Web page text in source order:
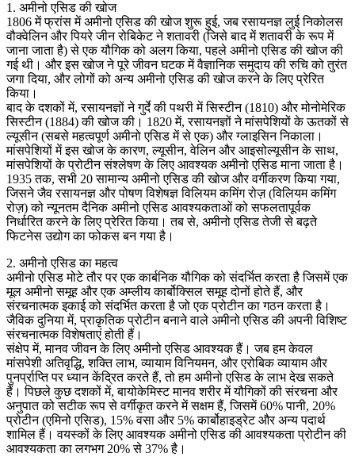
1. अमीनो एसिड की खोज
1806 में फ्रांस में अमीनो एसिड की खोज शुरू हुई, जब रसायनज्ञ लुई निकोलस
वौक्वेलिन और पियरे जीन रोबिकेट ने शतावरी (जिसे बाद में शतावरी के रूप में
जाना जाता है) से एक यौगिक को अलग किया, पहले अमीनो एसिड की खोज की
गई थी। और इस खोज ने पूरे जीवन घटक में वैज्ञानिक समुदाय की रुचि को तुरंत
जगा दिया, और लोगों को अन्य अमीनो एसिड की खोज करने के लिए प्रेरित
किया।
बाद के दशकों में, रसायनज्ञों ने गुर्दे की पथरी में सिस्टीन (1810) और मोनोमेरिक
सिस्टीन (1884) की खोज की। 1820 में, रसायनज्ञों ने मांसपेशियों के ऊतकों से
ल्यूसीन (सबसे महत्वपूर्ण अमीनो एसिड में से एक) और ग्लाइसिन निकाला।
मांसपेशियों में इस खोज के कारण, ल्यूसीन, वेलिन और आइसोल्यूसीन के साथ,
मांसपेशियों के प्रोटीन संश्लेषण के लिए आवश्यक अमीनो एसिड माना जाता है।
1935 तक, सभी 20 सामान्य अमीनो एसिड की खोज और वर्गीकरण किया गया,
जिसने जैव रसायनज्ञ और पोषण विशेषज्ञ विलियम कमिंग रोज़ (विलियम कमिंग
रोज़) को न्यूनतम दैनिक अमीनो एसिड आवश्यकताओं को सफलतापूर्वक
निर्धारित करने के लिए प्रेरित किया। तब से, अमीनो एसिड तेजी से बढ़ते
फिटनेस उद्योग का फोकस बन गया है।
2. अमीनो एसिड का महत्व
अमीनो एसिड मोटे तौर पर एक कार्बनिक यौगिक को संदर्भित करता है जिसमें एक
मूल अमीनो समूह और एक अम्लीय कार्बोक्सिल समूह दोनों होते हैं, और
संरचनात्मक इकाई को संदर्भित करता है जो एक प्रोटीन का गठन करता है।
जैविक दुनिया में, प्राकृतिक प्रोटीन बनाने वाले अमीनो एसिड की अपनी विशिष्ट
संरचनात्मक विशेषताएं होती हैं।
संक्षेप में, मानव जीवन के लिए अमीनो एसिड आवश्यक हैं। जब हम केवल
मांसपेशी अतिवृद्धि, शक्ति लाभ, व्यायाम विनियमन, और एरोबिक व्यायाम और
पुनर्प्राप्ति पर ध्यान केंद्रित करते हैं, तो हम अमीनो एसिड के लाभ देख सकते
हैं। पिछले कुछ दशकों में, बायोकेमिस्ट मानव शरीर में यौगिकों की संरचना और
अनुपात को सटीक रूप से वर्गीकृत करने में सक्षम हैं, जिसमें 60% पानी, 20%
प्रोटीन (एमिनो एसिड), 15% वसा और 5% कार्बोहाइड्रेट और अन्य पदार्थ
शामिल हैं। वयस्कों के लिए आवश्यक अमीनो एसिड की आवश्यकता प्रोटीन की
आवश्यकता का लगभग 20% से 37% है।